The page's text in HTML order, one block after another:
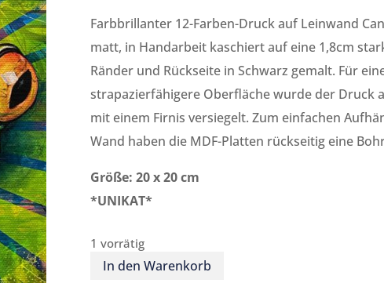
Farbbrillanter 12-Farben-Druck auf Leinwand
matt, in Handarbeit kaschiert auf eine 1,8cm
Ränder und Rückseite in Schwarz gemalt. Für
strapazierfähigere Oberfläche wurde der Druck
mit einem Firnis versiegelt. Zum einfachen
Wand haben die MDF-Platten rückseitig eine
Größe: 20 x 20 cm
*UNIKAT*
1 vorrätig
In den Warenkorb